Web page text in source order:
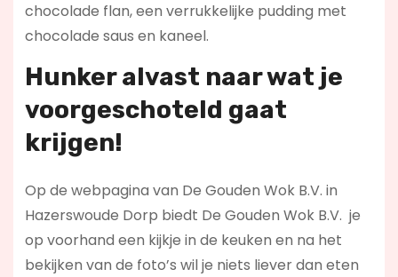
chocolade flan, een verrukkelijke pudding met
chocolade saus en kaneel.
Hunker alvast naar wat je
voorgeschoteld gaat
krijgen!
Op de webpagina van De Gouden Wok B.V. in
Hazerswoude Dorp biedt De Gouden Wok B.V. je
op voorhand een kijkje in de keuken en na het
bekijken van de foto’s wil je niets liever dan eten